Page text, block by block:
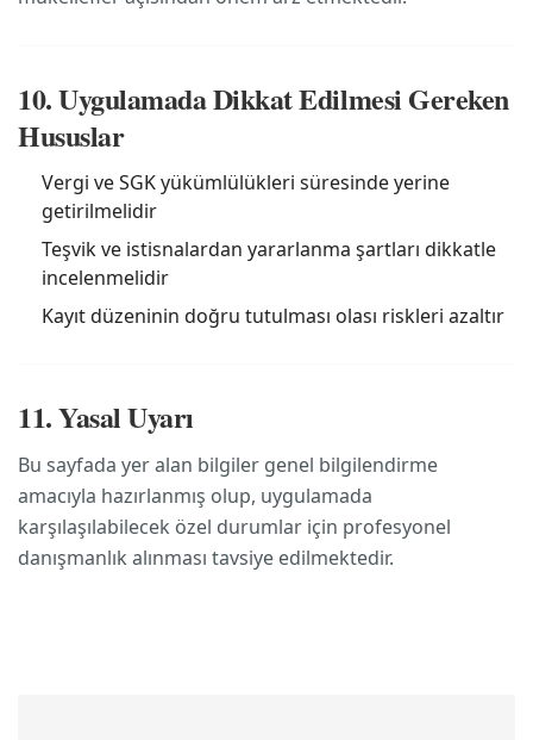
10. Uygulamada Dikkat Edilmesi Gereken
Hususlar
Vergi ve SGK yükümlülükleri süresinde yerine
getirilmelidir
Teşvik ve istisnalardan yararlanma şartları dikkatle
incelenmelidir
Kayıt düzeninin doğru tutulması olası riskleri azaltır
11. Yasal Uyarı
Bu sayfada yer alan bilgiler genel bilgilendirme
amacıyla hazırlanmış olup, uygulamada
karşılaşılabilecek özel durumlar için profesyonel
danışmanlık alınması tavsiye edilmektedir.